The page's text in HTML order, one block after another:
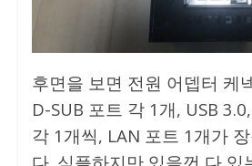
후면을 보면 전원 어뎁터 케
D-SUB 포트 각 1개, USB
각 1개씩, LAN 포트 1개가